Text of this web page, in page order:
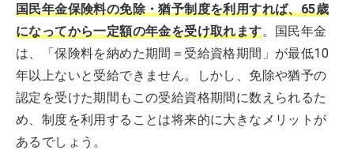
国民年金保険料の免除・猶予制度を利用すれば、65歳
になってから一定額の年金を受け取れます。国民年金
は、「保険料を納めた期間＝受給資格期間」が最低10
年以上ないと受給できません。しかし、免除や猶予の
認定を受けた期間もこの受給資格期間に数えられるた
め、制度を利用することは将来的に大きなメリットが
あるでしょう。